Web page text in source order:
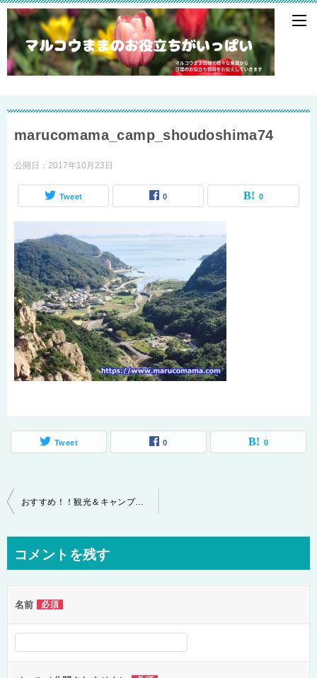
marucomama_camp_shoudoshima74
公開日： 2017年10月23日
Tweet 0 0
Tweet 0 0
投
ビ
ー
シ
おすすめ！！観光＆キャンプなら一押し！小豆島
コメントを残す
名前 必須